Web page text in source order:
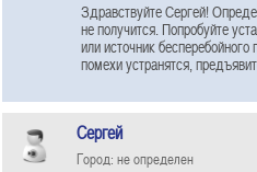
Здравствуйте Сергей!
не получится. Попробуйте
или источник
помехи устранятся,
Сергей
Город: не определен